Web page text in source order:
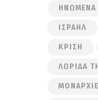
ΗΝΩΜΈΝΑ
ΙΣΡΑΉΛ
ΚΡΊΣΗ
ΛΩΡΊΔΑ